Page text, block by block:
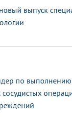
выпуск
по выполнению
сосудистых